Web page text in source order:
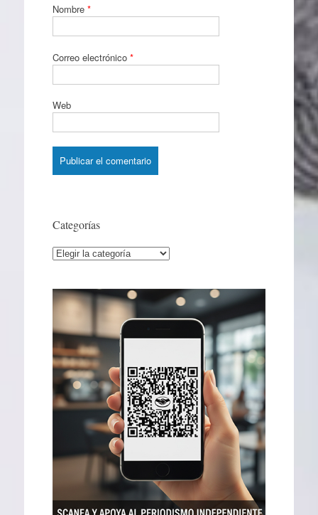
Nombre *
Correo electrónico *
Web
Categorías
Categorías